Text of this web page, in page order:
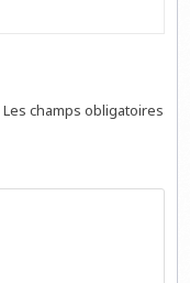
Les champs obligatoires